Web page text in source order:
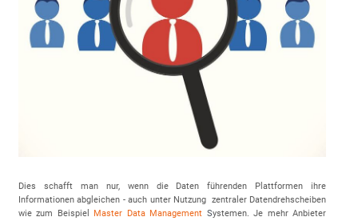
Dies schafft man nur, wenn die Daten führenden Plattformen ihre
Informationen abgleichen - auch unter Nutzung zentraler Datendrehscheiben
wie zum Beispiel Master Data Management Systemen. Je mehr Anbieter